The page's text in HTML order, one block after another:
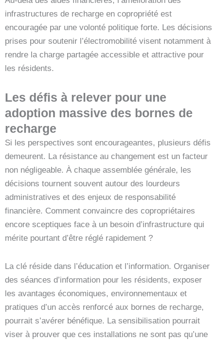
infrastructures de recharge en copropriété est
encouragée par une volonté politique forte. Les décisions
prises pour soutenir l’électromobilité visent notamment à
rendre la charge partagée accessible et attractive pour
les résidents.
Les défis à relever pour une
adoption massive des bornes de
recharge
Si les perspectives sont encourageantes, plusieurs défis
demeurent. La résistance au changement est un facteur
non négligeable. À chaque assemblée générale, les
décisions tournent souvent autour des lourdeurs
administratives et des enjeux de responsabilité
financière. Comment convaincre des copropriétaires
encore sceptiques face à un besoin d’infrastructure qui
mérite pourtant d’être réglé rapidement ?
La clé réside dans l’éducation et l’information. Organiser
des séances d’information pour les résidents, exposer
les avantages économiques, environnementaux et
pratiques d’un accès renforcé aux bornes de recharge,
pourrait s’avérer bénéfique. La sensibilisation pourrait
viser à prouver que ces installations ne sont pas qu’une